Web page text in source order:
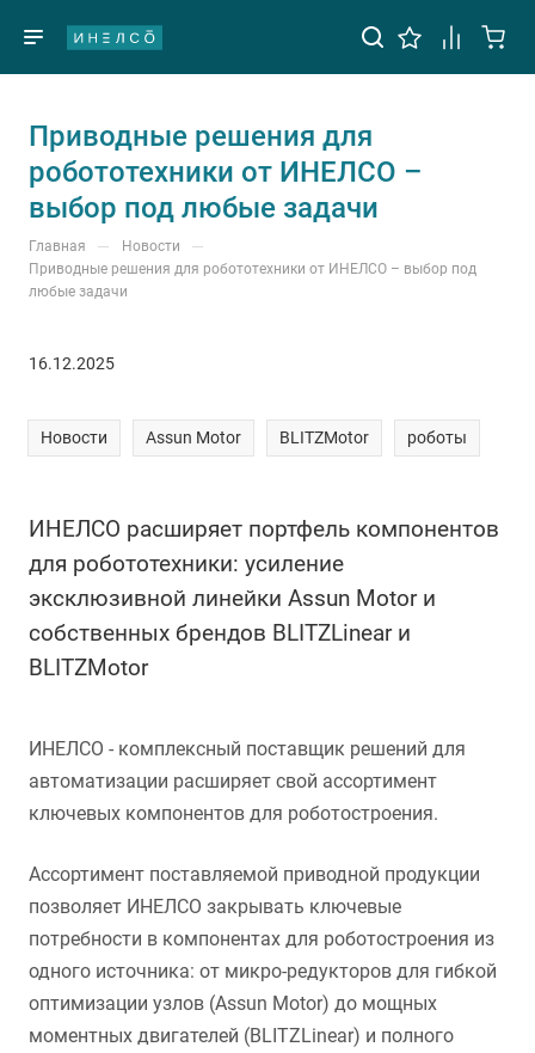
Приводные решения для
робототехники от ИНЕЛСО –
выбор под любые задачи
Главная — Новости —
Приводные решения для робототехники от ИНЕЛСО – выбор под
любые задачи
16.12.2025
Новости Assun Motor BLITZMotor роботы
ИНЕЛСО расширяет портфель компонентов
для робототехники: усиление
эксклюзивной линейки Assun Motor и
собственных брендов BLITZLinear и
BLITZMotor
ИНЕЛСО - комплексный поставщик решений для
автоматизации расширяет свой ассортимент
ключевых компонентов для роботостроения.
Ассортимент поставляемой приводной продукции
позволяет ИНЕЛСО закрывать ключевые
потребности в компонентах для роботостроения из
одного источника: от микро-редукторов для гибкой
оптимизации узлов (Assun Motor) до мощных
моментных двигателей (BLITZLinear) и полного